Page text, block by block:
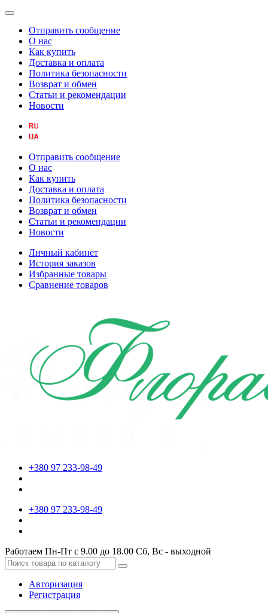
Отправить сообщение
О нас
Как купить
Доставка и оплата
Политика безопасности
Возврат и обмен
Статьи и рекомендации
Новости
Отправить сообщение
О нас
Как купить
Доставка и оплата
Политика безопасности
Возврат и обмен
Статьи и рекомендации
Новости
Личный кабинет
История заказов
Избранные товары
Сравнение товаров
+380 97 233-98-49
+380 97 233-98-49
Работаем Пн-Пт с 9.00 до 18.00 Сб, Вс - выходной
Авторизация
Регистрация